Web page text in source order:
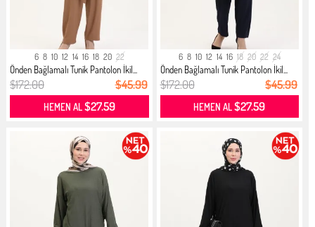
6 8 10 12 14 16 18 20 22
Önden Bağlamalı Tunik Pantolon İkil...
$172.00 $45.99
HEMEN AL$27.59
6 8 10 12 14 16 18 20 22 24
Önden Bağlamalı Tunik Pantolon İkil...
$172.00 $45.99
HEMEN AL$27.59